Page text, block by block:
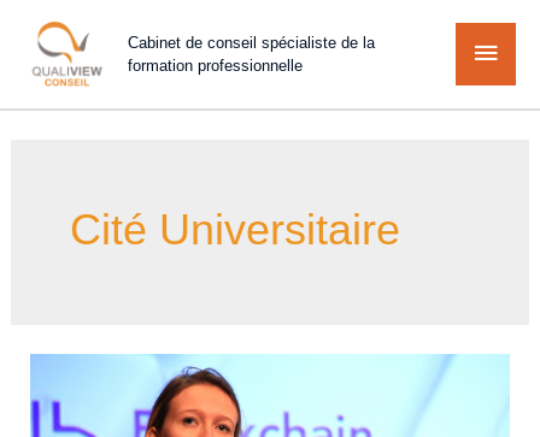
Cabinet de conseil spécialiste de la
formation professionnelle
Cité Universitaire